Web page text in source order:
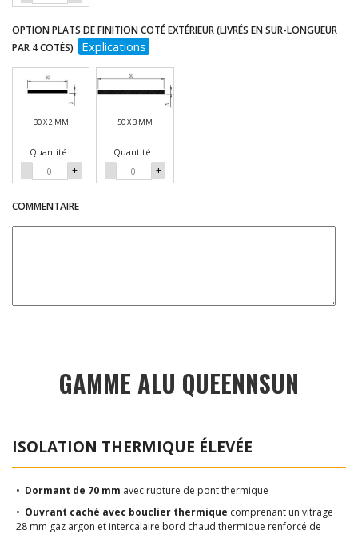
OPTION PLATS DE FINITION COTÉ EXTÉRIEUR (LIVRÉS EN SUR-LONGUEUR
PAR 4 COTÉS)
Explications
30 X 2 MM
Quantité :
- +
50 X 3 MM
Quantité :
- +
COMMENTAIRE
GAMME ALU QUEENNSUN
ISOLATION THERMIQUE ÉLEVÉE
• Dormant de 70 mm avec rupture de pont thermique
• Ouvrant caché avec bouclier thermique comprenant un vitrage
28 mm gaz argon et intercalaire bord chaud thermique renforcé de